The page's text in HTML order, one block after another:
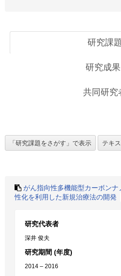
研究課題
研究成果
共同研究
がん指向性多機能型カーボン
性化を利用した新規治療法の開発
研究代表者
深井 俊夫
研究期間 (年度)
2014 – 2016